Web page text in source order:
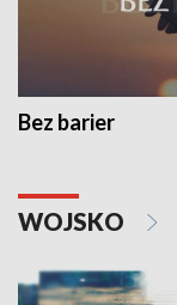
Bez barier
WOJSKO